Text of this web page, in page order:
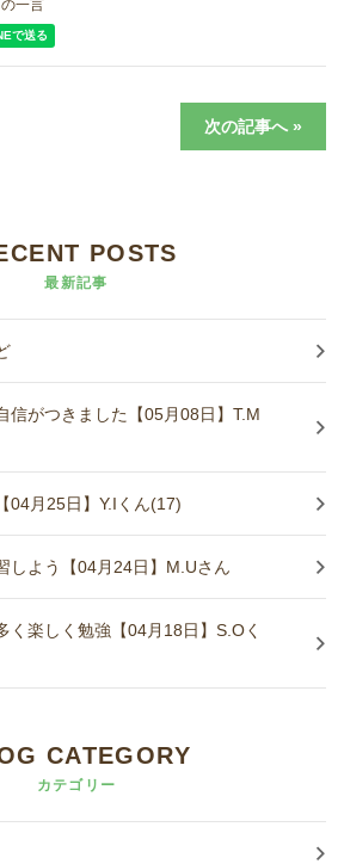
用
一言
次の記事へ »
POSTS
最新記事
信がつきました【05月08日】T.M
04月25日】Y.Iくん(17)
しよう【04月24日】M.Uさん
く楽しく勉強【04月18日】S.Oく
CATEGORY
カテゴリー